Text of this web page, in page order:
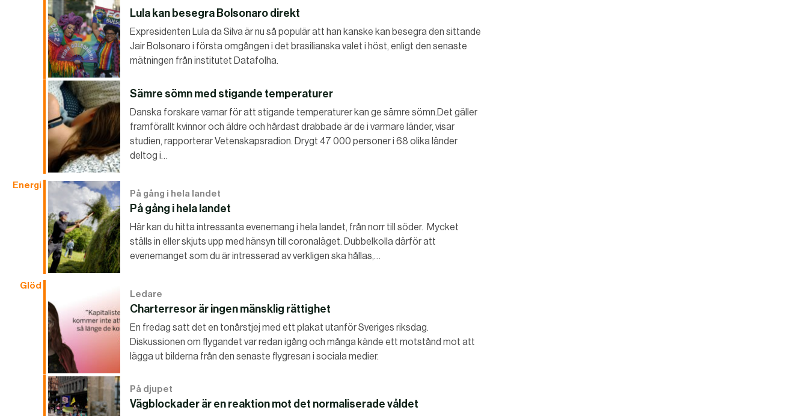
Lula kan besegra Bolsonaro direkt
Expresidenten Lula da Silva är nu så populär att han kanske kan besegra den sittande
Jair Bolsonaro i första omgången i det brasilianska valet i höst, enligt den senaste
mätningen från institutet Datafolha.
Sämre sömn med stigande temperaturer
Danska forskare varnar för att stigande temperaturer kan ge sämre sömn.Det gäller
framförallt kvinnor och äldre och hårdast drabbade är de i varmare länder, visar
studien, rapporterar Vetenskapsradion. Drygt 47 000 personer i 68 olika länder
deltog i…
Energi
På gång i hela landet
På gång i hela landet
Här kan du hitta intressanta evenemang i hela landet, från norr till söder. Mycket
ställs in eller skjuts upp med hänsyn till coronaläget. Dubbelkolla därför att
evenemanget som du är intresserad av verkligen ska hållas,…
Glöd
Ledare
Charterresor är ingen mänsklig rättighet
En fredag satt det en tonårstjej med ett plakat utanför Sveriges riksdag.
Diskussionen om flygandet var redan igång och många kände ett motstånd mot att
lägga ut bilderna från den senaste flygresan i sociala medier.
På djupet
Vägblockader är en reaktion mot det normaliserade våldet